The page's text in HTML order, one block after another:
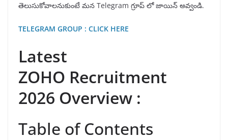
తెలుసుకోవాలనుకుంటే మన Telegram గ్రూప్ లో జాయిన్ అవ్వండి.
TELEGRAM GROUP : CLICK HERE
Latest
ZOHO Recruitment
2026 Overview :
Table of Contents